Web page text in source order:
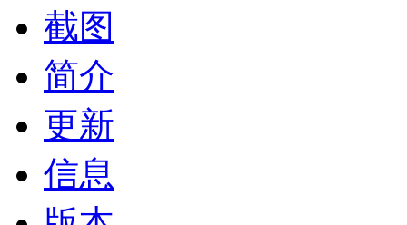
截图
简介
更新
信息